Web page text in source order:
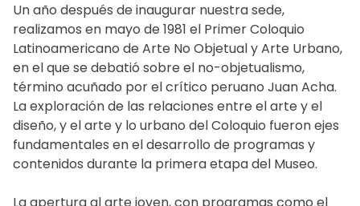
Un año después de inaugurar nuestra sede,
realizamos en mayo de 1981 el Primer Coloquio
Latinoamericano de Arte No Objetual y Arte Urbano,
en el que se debatió sobre el no-objetualismo,
término acuñado por el crítico peruano Juan Acha.
La exploración de las relaciones entre el arte y el
diseño, y el arte y lo urbano del Coloquio fueron ejes
fundamentales en el desarrollo de programas y
contenidos durante la primera etapa del Museo.